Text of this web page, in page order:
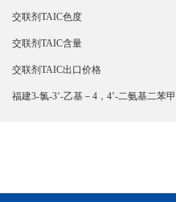
交联剂TAIC色度
交联剂TAIC含量
交联剂TAIC出口价格
福建3-氯-3’-乙基－4，4’-二氨基二苯